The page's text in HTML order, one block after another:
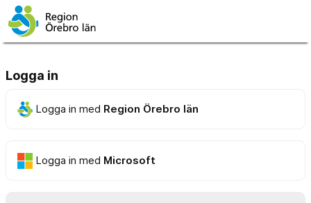
Logga in
Logga in med Region Örebro län
Logga in med Microsoft